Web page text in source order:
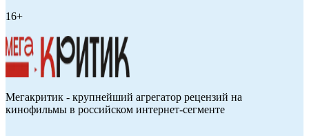
16+
Мегакритик - крупнейший агрегатор рецензий на
кинофильмы в российском интернет-сегменте